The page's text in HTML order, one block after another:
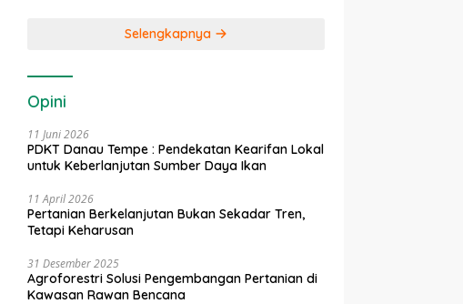
Selengkapnya
Opini
11 Juni 2026
PDKT Danau Tempe : Pendekatan Kearifan Lokal
untuk Keberlanjutan Sumber Daya Ikan
11 April 2026
Pertanian Berkelanjutan Bukan Sekadar Tren,
Tetapi Keharusan
31 Desember 2025
Agroforestri Solusi Pengembangan Pertanian di
Kawasan Rawan Bencana